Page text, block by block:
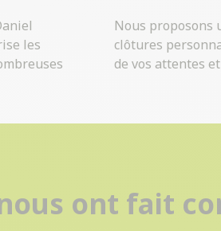
les
Nous proposons
clôtures
de vos attentes
ont fait